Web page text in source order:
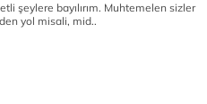
şeylere bayılırım. Muhtemelen sizler
yol misali, mid..